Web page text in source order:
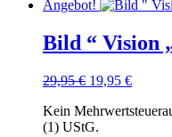
Angebot!
Bild “ Vision
29,95€ Ursprünglicher
war:
29,95 €
19,95 €
ist:
Kein
(1) UStG.